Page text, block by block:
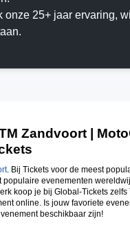
onze 25+ jaar ervaring,
Zandvoort |
. Bij Tickets voor de meest
evenementen
koop je bij Global-Tickets zelfs
online. Is jouw favoriete
beschikbaar zijn!